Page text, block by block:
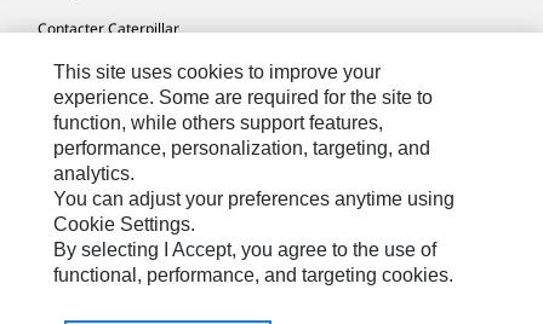
Contacter Caterpillar
Mes Préférences Marketing
Plan Du Site
Cookie Settings
Légales
Confidentialité
This site uses cookies to improve your
experience. Some are required for the site to
function, while others support features,
performance, personalization, targeting, and
analytics.
You can adjust your preferences anytime using
Cookie Settings.
By selecting I Accept, you agree to the use of
functional, performance, and targeting cookies.